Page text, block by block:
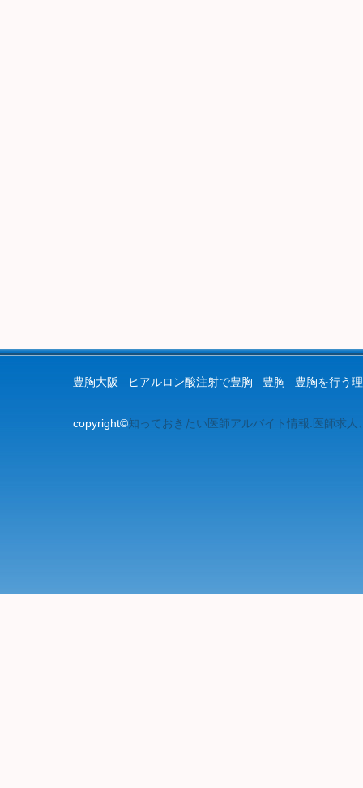
豊胸大阪 ヒアルロン酸注射で豊胸 豊胸 豊胸を行う
copyright©知っておきたい医師アルバイト情報.医師求